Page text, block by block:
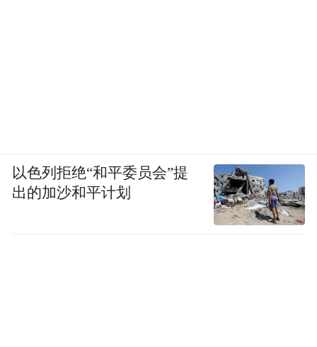
以色列拒绝“和平委员会”提
出的加沙和平计划